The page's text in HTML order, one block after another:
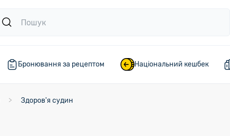
Бронювання за рецептом Національний кешбек
Здоров'я судин